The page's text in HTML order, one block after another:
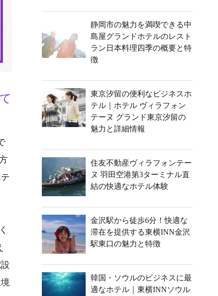
静岡市の魅力を満喫できる中
島屋グランドホテルのレスト
ラン日本料理四季の概要と特
徴
東京汐留の便利なビジネスホ
テル｜ホテル ヴィラフォン
テーヌ グランド東京汐留の
魅力と詳細情報
住友不動産ヴィラフォンテー
ヌ 羽田空港第3ターミナル直
結の快適なホテル体験
金沢駅から徒歩6分！快適な
滞在を提供する東横INN金沢
駅東口の魅力と特徴
韓国・ソウルのビジネスに最
適なホテル｜東横INNソウル